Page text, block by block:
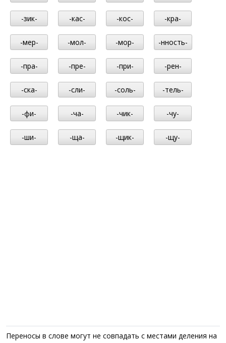
-зик- -кас- -кос- -кра-
-мер- -мол- -мор- -нность-
-пра- -пре- -при- -рен-
-ска- -сли- -соль- -тель-
-фи- -ча- -чик- -чу-
-ши- -ща- -щик- -щу-
Переносы в слове могут не совпадать с местами деления на